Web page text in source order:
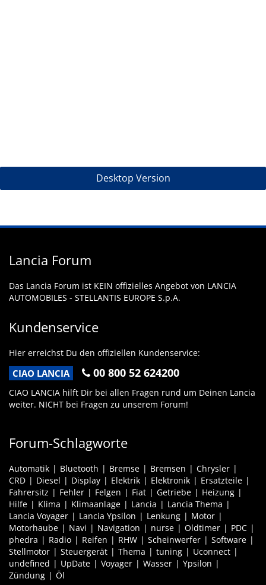
Desktop Version
Lancia Forum
Das Lancia Forum ist KEIN offizielles Angebot von LANCIA
AUTOMOBILES - STELLANTIS EUROPE S.p.A.
Kundenservice
Hier erreichst Du den offiziellen Kundenservice:
CIAO LANCIA 00 800 52 624200
CIAO LANCIA hilft Dir bei allen Fragen rund um Deinen Lancia
weiter. NICHT bei Fragen zu unserem Forum!
Forum-Schlagworte
Automatik Bluetooth Bremse Bremsen
Chrysler
CRD
Diesel Display Elektrik Elektronik
Ersatzteile
Fahrersitz
Fehler Felgen Fiat Getriebe
Heizung
Hilfe
Klima Klimaanlage Lancia
Lancia Thema
Lancia Voyager
Lancia Ypsilon Lenkung
Motor
Motorhaube
Navi Navigation nurse Oldtimer
PDC
phedra
Radio Reifen RHW Scheinwerfer
Software
Stellmotor
Steuergerät Thema tuning
Uconnect
undefined
UpDate Voyager Wasser
Ypsilon
Zündung
Öl